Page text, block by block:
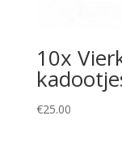
10x
€25.00